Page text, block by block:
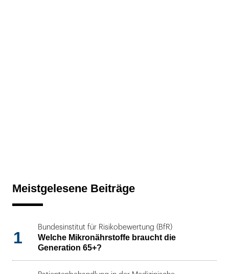
Meistgelesene Beiträge
1
Bundesinstitut für Risikobewertung (BfR)
Welche Mikronährstoffe braucht die
Generation 65+?